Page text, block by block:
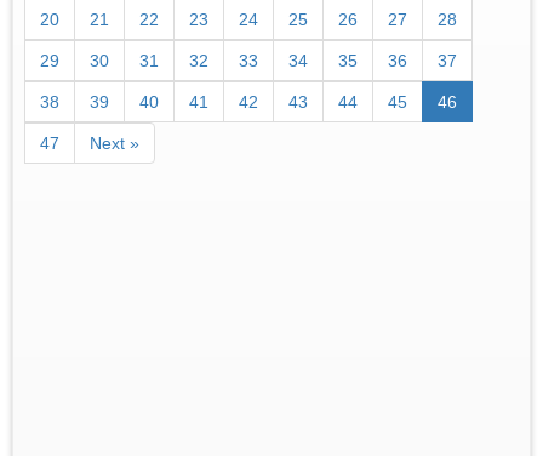
20 21 22 23 24 25 26 27 28
29 30 31 32 33 34 35 36 37
38 39 40 41 42 43 44 45 46
47 Next »